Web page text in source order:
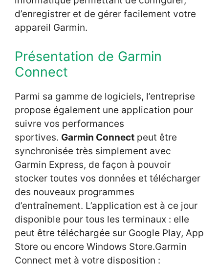
d’enregistrer et de gérer facilement votre
appareil Garmin.
Présentation de Garmin
Connect
Parmi sa gamme de logiciels, l’entreprise
propose également une application pour
suivre vos performances
sportives. Garmin Connect peut être
synchronisée très simplement avec
Garmin Express, de façon à pouvoir
stocker toutes vos données et télécharger
des nouveaux programmes
d’entraînement. L’application est à ce jour
disponible pour tous les terminaux : elle
peut être téléchargée sur Google Play, App
Store ou encore Windows Store.Garmin
Connect met à votre disposition :